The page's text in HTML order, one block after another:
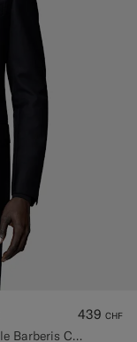
All season Reine Schurwolle S110's von Vitale Barberis Canonico, Italien
439 CHF